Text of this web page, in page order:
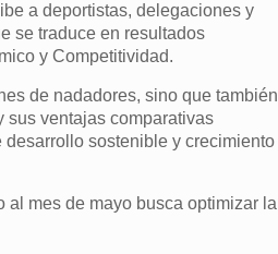
a deportistas, delegaciones y
se traduce en resultados
y Competitividad.
de nadadores, sino que también
sus ventajas comparativas
sostenible y crecimiento
al mes de mayo busca optimizar la